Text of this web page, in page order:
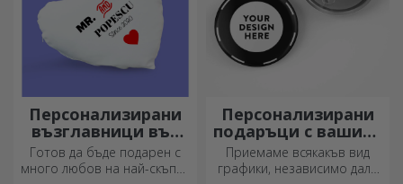
Персонализирани
възглавници във
формата на сърце
Готов да бъде подарен с
много любов на най-скъпия
Персонализирани
подаръци с вашите
графики
Приемаме всякакъв вид
графики, независимо дали